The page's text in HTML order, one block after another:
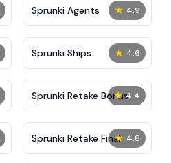
★ 4.9
Sprunki Agents
★ 4.6
Sprunki Ships
★ 4.4
Sprunki Retake Bonus
★ 4.8
Sprunki Retake Final
Update